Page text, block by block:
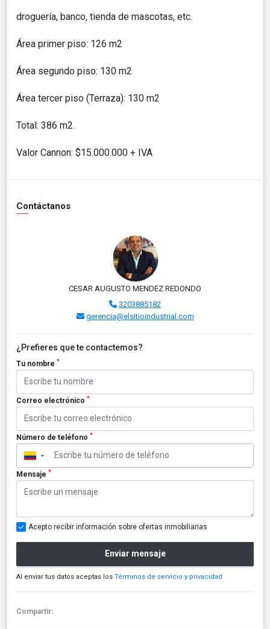
droguería, banco, tienda de mascotas, etc.
Área primer piso: 126 m2
Área segundo piso: 130 m2
Área tercer piso (Terraza): 130 m2
Total: 386 m2
Valor Cannon: $15.000.000 + IVA
Contáctanos
CESAR AUGUSTO MENDEZ REDONDO
3203885182
gerencia@elsitioindustrial.com
¿Prefieres que te contactemos?
Tu nombre *
Correo electrónico *
Número de teléfono *
▼
Mensaje *
Acepto recibir información sobre ofertas inmobiliarias
Enviar mensaje
Al enviar tus datos aceptas los Términos de servicio y privacidad
Compartir: